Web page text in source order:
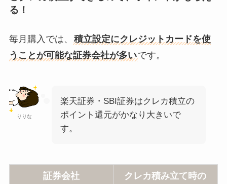
る！
毎月購入では、
積立設定にクレジットカードを使
うことが可能な証券会社が多いです。
りりな
楽天証券・SBI証券はクレカ積立の
ポイント還元がかなり大きいで
す。
証券会社
クレカ積み立て時の